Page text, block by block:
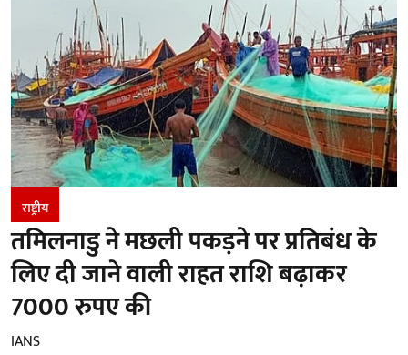
राष्ट्रीय
तमिलनाडु ने मछली पकड़ने पर प्रतिबंध के
लिए दी जाने वाली राहत राशि बढ़ाकर
7000 रुपए की
IANS